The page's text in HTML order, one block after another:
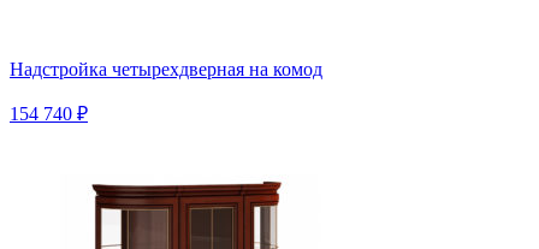
Надстройка четырехдверная на комод
154 740 ₽